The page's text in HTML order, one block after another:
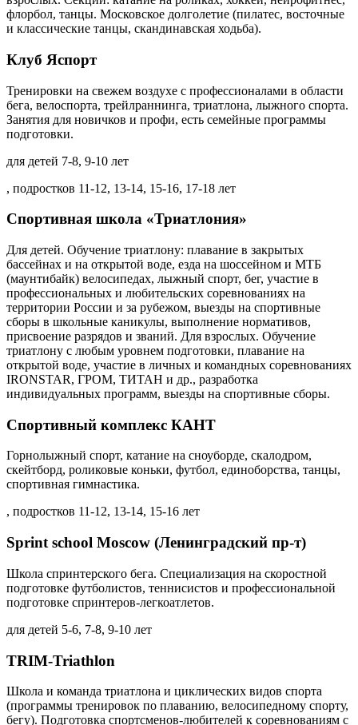
флорбол, танцы. Московское долголетие (пилатес, восточные
и классические танцы, скандинавская ходьба).
Клуб Яспорт
Тренировки на свежем воздухе с профессионалами в области
бега, велоспорта, трейлраннинга, триатлона, лыжного спорта.
Занятия для новичков и профи, есть семейные программы
подготовки.
для детей 7-8, 9-10 лет
, подростков 11-12, 13-14, 15-16, 17-18 лет
Спортивная школа «Триатлония»
Для детей. Обучение триатлону: плавание в закрытых
бассейнах и на открытой воде, езда на шоссейном и МТБ
(маунтибайк) велосипедах, лыжный спорт, бег, участие в
профессиональных и любительских соревнованиях на
территории России и за рубежом, выезды на спортивные
сборы в школьные каникулы, выполнение нормативов,
присвоение разрядов и званий. Для взрослых. Обучение
триатлону с любым уровнем подготовки, плавание на
открытой воде, участие в личных и командных соревнованиях
IRONSTAR, ГРОМ, ТИТАН и др., разработка
индивидуальных программ, выезды на спортивные сборы.
Спортивный комплекс КАНТ
Горнолыжный спорт, катание на сноуборде, скалодром,
скейтборд, роликовые коньки, футбол, единоборства, танцы,
спортивная гимнастика.
, подростков 11-12, 13-14, 15-16 лет
Sprint school Moscow (Ленинградский пр-т)
Школа спринтерского бега. Специализация на скоростной
подготовке футболистов, теннисистов и профессиональной
подготовке спринтеров-легкоатлетов.
для детей 5-6, 7-8, 9-10 лет
TRIM-Triathlon
Школа и команда триатлона и циклических видов спорта
(программы тренировок по плаванию, велосипедному спорту,
бегу). Подготовка спортсменов-любителей к соревнованиям с